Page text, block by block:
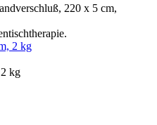
220 x 5 cm,
kg